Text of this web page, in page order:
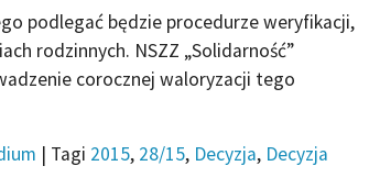
podlegać będzie procedurze weryfikacji,
rodzinnych. NSZZ „Solidarność”
corocznej waloryzacji tego
| Tagi 2015, 28/15, Decyzja, Decyzja